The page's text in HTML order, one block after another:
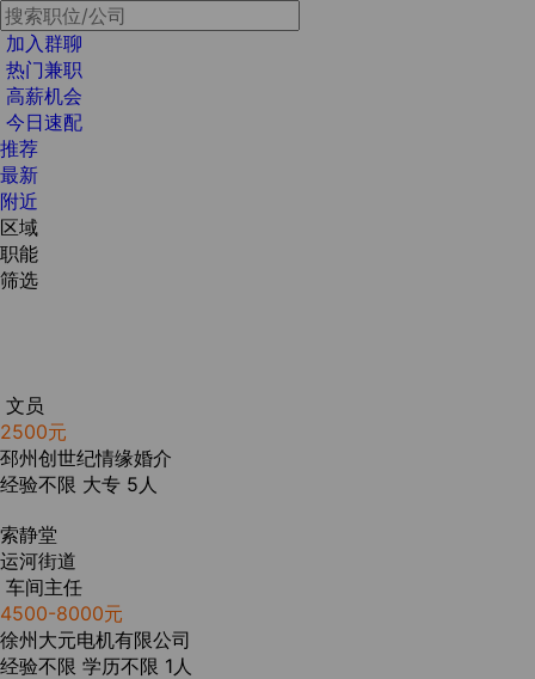
加入群聊
热门兼职
高薪机会
今日速配
推荐
最新
附近
区域
职能
筛选
文员
2500元
邳州创世纪情缘婚介
经验不限 大专 5人
索静堂
运河街道
车间主任
4500-8000元
徐州大元电机有限公司
经验不限 学历不限 1人